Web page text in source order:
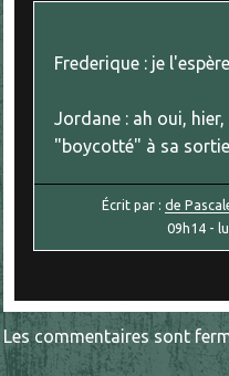
Frederique : je
Jordane : ah oui,
"boycotté" à sa
Écrit par :de
09h14 -
Les commentaires sont